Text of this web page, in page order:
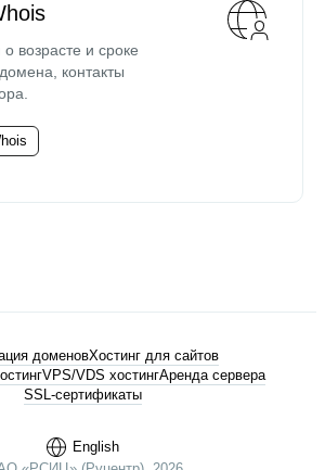
возрасте и сроке
контакты
English
доменовХостинг для сайтов
VPS/VDS хостингАренда сервера
SSL-сертификаты